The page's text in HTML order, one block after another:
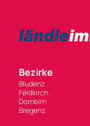
Bezirke
Bludenz
Feldkirch
Dornbirn
Bregenz